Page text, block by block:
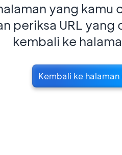
yang kamu
periksa URL yang
kembali ke
Kembali ke halaman